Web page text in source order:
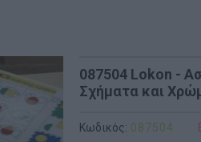
087504 Lokon -
Σχήματα και
Κωδικός: 087504